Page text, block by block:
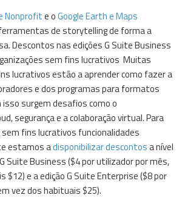
Nonprofite oGoogle Earth e Maps
de storytelling de forma a
Descontos nas edições G Suite Business
sem fins lucrativos Muitas
lucrativos estão a aprender como fazer a
e dos programas para formatos
isso surgem desafios como o
segurança e a colaboração virtual. Para
fins lucrativos funcionalidades
estamos adisponibilizar descontosa nível
Suite Business ($4 por utilizador por mês,
$12) e a edição G Suite Enterprise ($8 por
vez dos habituais $25).